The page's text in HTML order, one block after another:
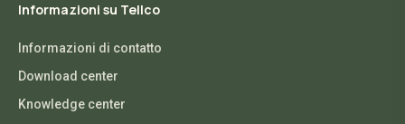
Informazioni su Tellco
Informazioni di contatto
Download center
Knowledge center